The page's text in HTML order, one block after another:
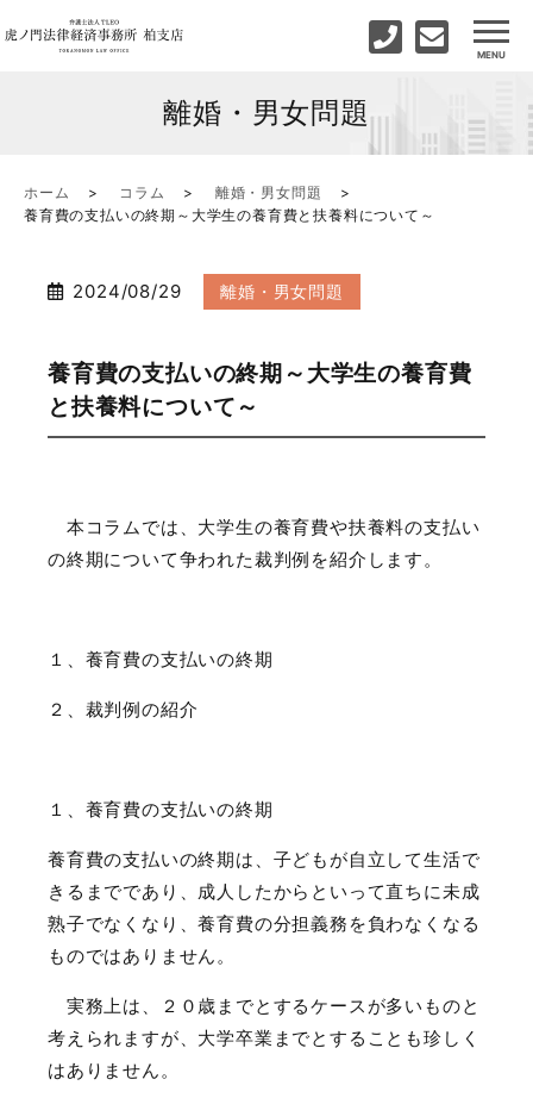
離婚・男女問題
ホーム コラム
離婚・男女問題
養育費の支払いの終期～大学生の養育費と扶養料について～
2024/08/29 離婚・男女問題
養育費の支払いの終期～大学生の養育費
と扶養料について～
本コラムでは、大学生の養育費や扶養料の支払い
の終期について争われた裁判例を紹介します。
１、養育費の支払いの終期
２、裁判例の紹介
１、養育費の支払いの終期
養育費の支払いの終期は、子どもが自立して生活で
きるまでであり、成人したからといって直ちに未成
熟子でなくなり、養育費の分担義務を負わなくなる
ものではありません。
実務上は、２０歳までとするケースが多いものと
考えられますが、大学卒業までとすることも珍しく
はありません。